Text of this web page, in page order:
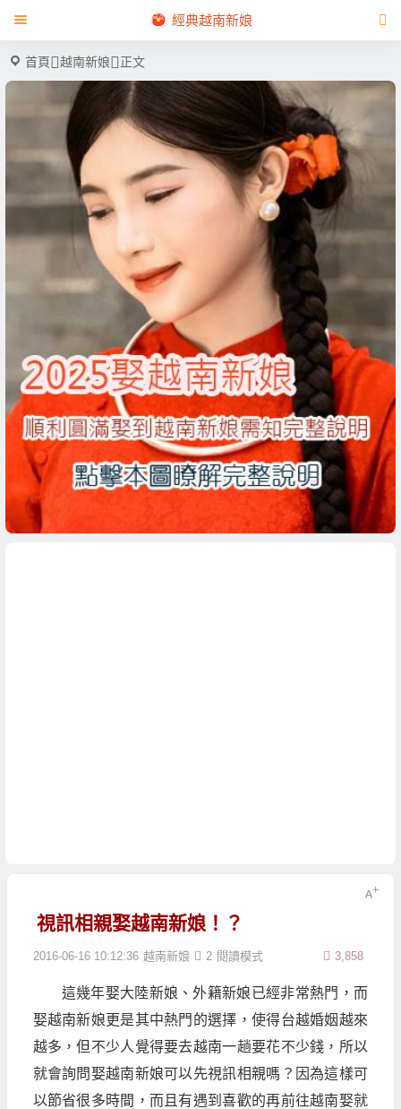
經典越南新娘
首頁 越南新娘 正文
視訊相親娶越南新娘！？
2016-06-16 10:12:36 越南新娘 3,858
2 閱讀模式
這幾年娶大陸新娘、外籍新娘已經非常熱門，而
娶越南新娘更是其中熱門的選擇，使得台越婚姻越來
越多，但不少人覺得要去越南一趟要花不少錢，所以
就會詢問娶越南新娘可以先視訊相親嗎？因為這樣可
以節省很多時間，而且有遇到喜歡的再前往越南娶就